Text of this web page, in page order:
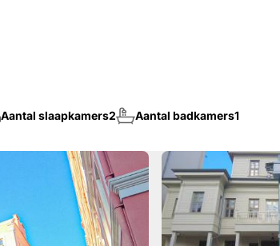
Aantal slaapkamers2 Aantal badkamers1